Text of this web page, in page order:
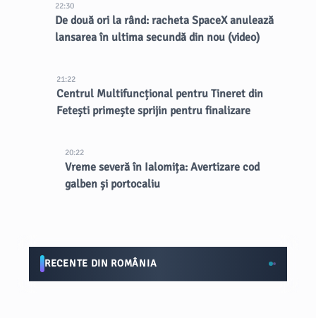
22:30
De două ori la rând: racheta SpaceX anulează
lansarea în ultima secundă din nou (video)
21:22
Centrul Multifuncțional pentru Tineret din
Fetești primește sprijin pentru finalizare
20:22
Vreme severă în Ialomița: Avertizare cod
galben și portocaliu
RECENTE DIN ROMÂNIA